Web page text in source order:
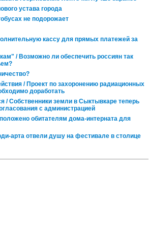
устава города
не подорожает
кассу для прямых платежей за
/ Возможно ли обеспечить россиян так
/ Проект по захоронению радиационных
доработать
/ Собственники земли в Сыктывкаре теперь
с администрацией
обитателям дома-интерната для
арта отвели душу на фестивале в столице